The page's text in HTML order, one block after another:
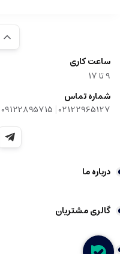
ساعت کاری
9‌ تا ۱۷
شماره تماس
02122965127
|
09122895715
درباره ما
گالری مشتریان
شکایات